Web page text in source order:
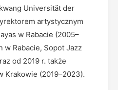
Universität der
artystycznym
w Rabacie (2005–
w Rabacie, Sopot Jazz
od 2019 r. także
Krakowie (2019–2023).